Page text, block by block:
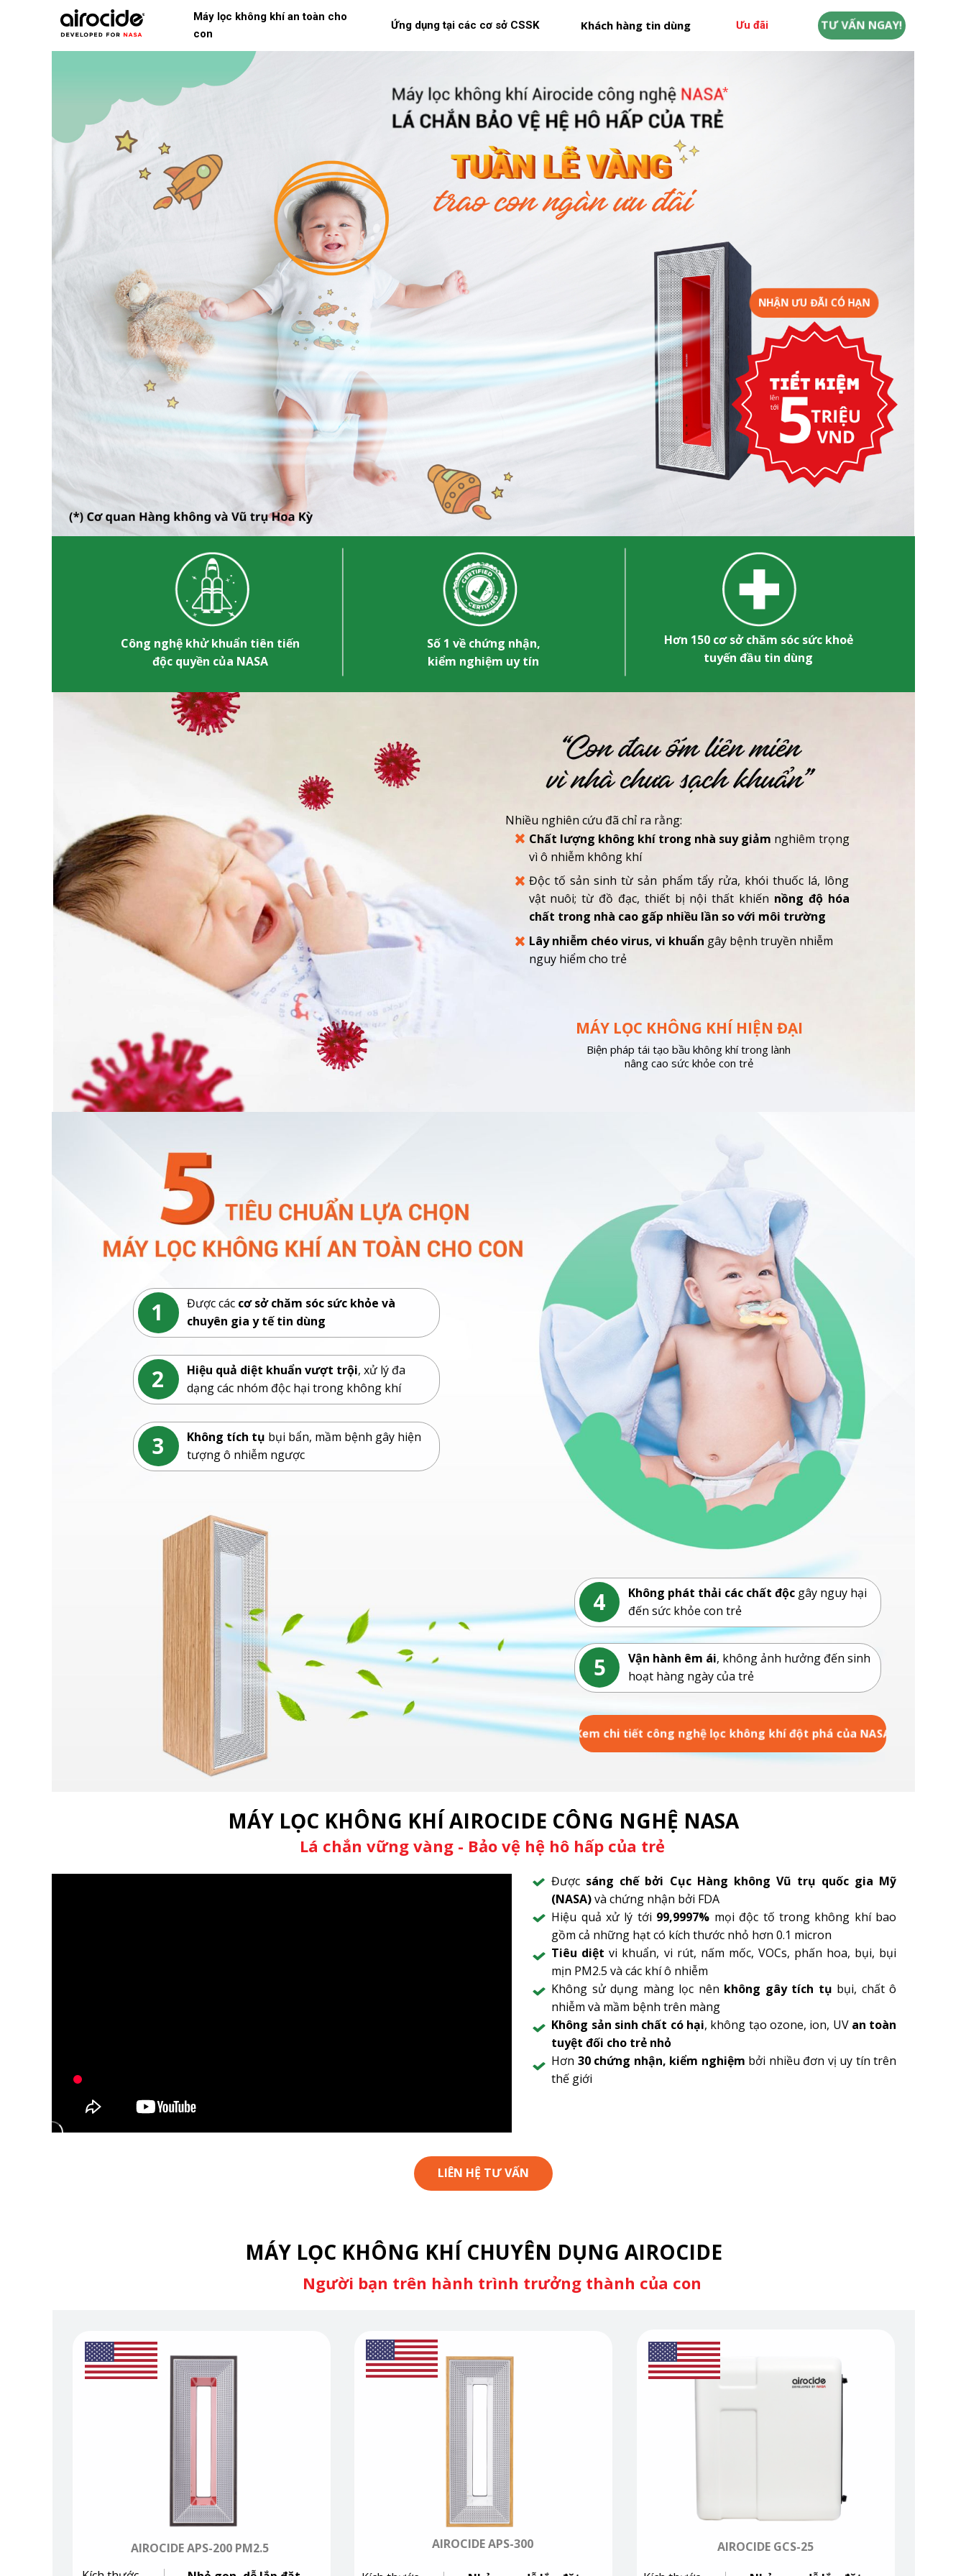
Máy lọc không khí an toàn cho
con
Ưu đãi TƯ VẤN NGAY!
Ứng dụng tại các cơ sở CSSK Khách hàng tin dùng
Công nghệ khử khuẩn tiên tiến
độc quyền của NASA
Hơn 150 cơ sở chăm sóc sức khoẻ
tuyến đầu tin dùng
Số 1 về chứng nhận,
kiểm nghiệm uy tín
NHẬN ƯU ĐÃI CÓ HẠN
Nhiều nghiên cứu đã chỉ ra rằng:
Chất lượng không khí trong nhà suy giảm nghiêm trọng
vì ô nhiễm không khí
Độc tố sản sinh từ sản phẩm tẩy rửa, khói thuốc lá, lông
vật nuôi; từ đồ đạc, thiết bị nội thất khiến nồng độ hóa
chất trong nhà cao gấp nhiều lần so với môi trường
Lây nhiễm chéo virus, vi khuẩn gây bệnh truyền nhiễm
nguy hiểm cho trẻ
MÁY LỌC KHÔNG KHÍ HIỆN ĐẠI
Biện pháp tái tạo bầu không khí trong lành
nâng cao sức khỏe con trẻ
Được các cơ sở chăm sóc sức khỏe và
chuyên gia y tế tin dùng
Không tích tụ bụi bẩn, mầm bệnh gây hiện
tượng ô nhiễm ngược
3
Hiệu quả diệt khuẩn vượt trội, xử lý đa
dạng các nhóm độc hại trong không khí
1
2
Không phát thải các chất độcgây nguy hại
đến sức khỏe con trẻ
Vận hành êm ái, không ảnh hưởng đến sinh
hoạt hàng ngày của trẻ
4
5
Xem chi tiết công nghệ lọc không khí đột phá của NASA
MÁY LỌC KHÔNG KHÍ AIROCIDE CÔNG NGHỆ NASA
Được sáng chế bởi Cục Hàng không Vũ trụ quốc gia Mỹ
(NASA)và chứng nhận bởi FDA
Hiệu quả xử lý tới 99,9997% mọi độc tố trong không khí bao
gồm cả những hạt có kích thước nhỏ hơn 0.1 micron
Tiêu diệt vi khuẩn, vi rút, nấm mốc, VOCs, phấn hoa, bụi, bụi
mịn PM2.5 và các khí ô nhiễm
Không sử dụng màng lọc nên không gây tích tụ bụi, chất ô
nhiễm và mầm bệnh trên màng
Không sản sinh chất có hại, không tạo ozone, ion, UV an toàn
tuyệt đối cho trẻ nhỏ
Hơn 30 chứng nhận, kiểm nghiệm bởi nhiều đơn vị uy tín trên
thế giới
LIÊN HỆ TƯ VẤN
Lá chắn vững vàng - Bảo vệ hệ hô hấp của trẻ
MÁY LỌC KHÔNG KHÍ CHUYÊN DỤNG AIROCIDE
Người bạn trên hành trình trưởng thành của con
AIROCIDE APS-200 PM2.5
AIROCIDE APS-300 AIROCIDE GCS-25